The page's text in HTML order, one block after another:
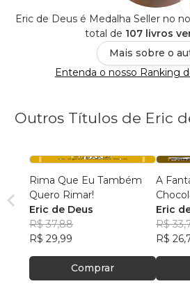
Eric de Deus é Medalha Seller no
total de 107 livros
Mais sobre o
Entenda o nosso Ranking
Outros Títulos de Eric
Rima Que Eu Também
Quero Rimar!
Eric de Deus
R$ 37,88
R$ 29,99
Comprar
A
Eric
R$
R$